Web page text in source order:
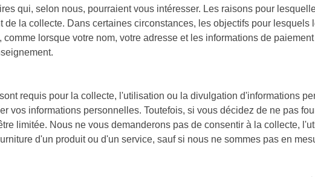
qui, selon nous, pourraient vous intéresser. Les raisons pour
de la collecte. Dans certaines circonstances, les objectifs pour
lorsque votre nom, votre adresse et les informations de
requis pour la collecte, l'utilisation ou la divulgation d'informations
vos informations personnelles. Toutefois, si vous décidez de ne pas
limitée. Nous ne vous demanderons pas de consentir à la collecte,
d'un produit ou d'un service, sauf si nous ne sommes pas en